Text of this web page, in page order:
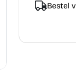
Bestel